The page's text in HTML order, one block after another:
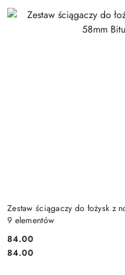
Zestaw ściągaczy do łożysk z
9 elementów
Cena:
84.00
Cena:
84.00